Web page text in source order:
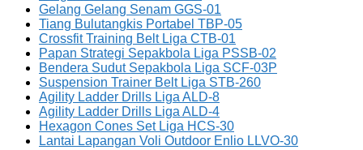
Gelang Gelang Senam GGS-01
Tiang Bulutangkis Portabel TBP-05
Crossfit Training Belt Liga CTB-01
Papan Strategi Sepakbola Liga PSSB-02
Bendera Sudut Sepakbola Liga SCF-03P
Suspension Trainer Belt Liga STB-260
Agility Ladder Drills Liga ALD-8
Agility Ladder Drills Liga ALD-4
Hexagon Cones Set Liga HCS-30
Lantai Lapangan Voli Outdoor Enlio LLVO-30